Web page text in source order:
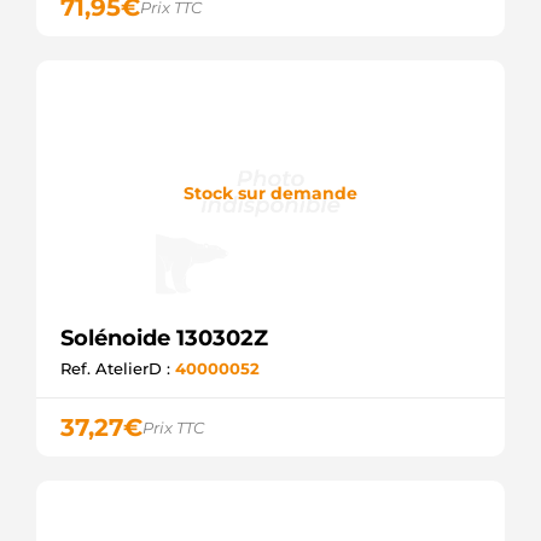
71,95€Prix TTC
Stock sur demande
Solénoide 130302Z
Ref. AtelierD : 40000052
37,27€Prix TTC